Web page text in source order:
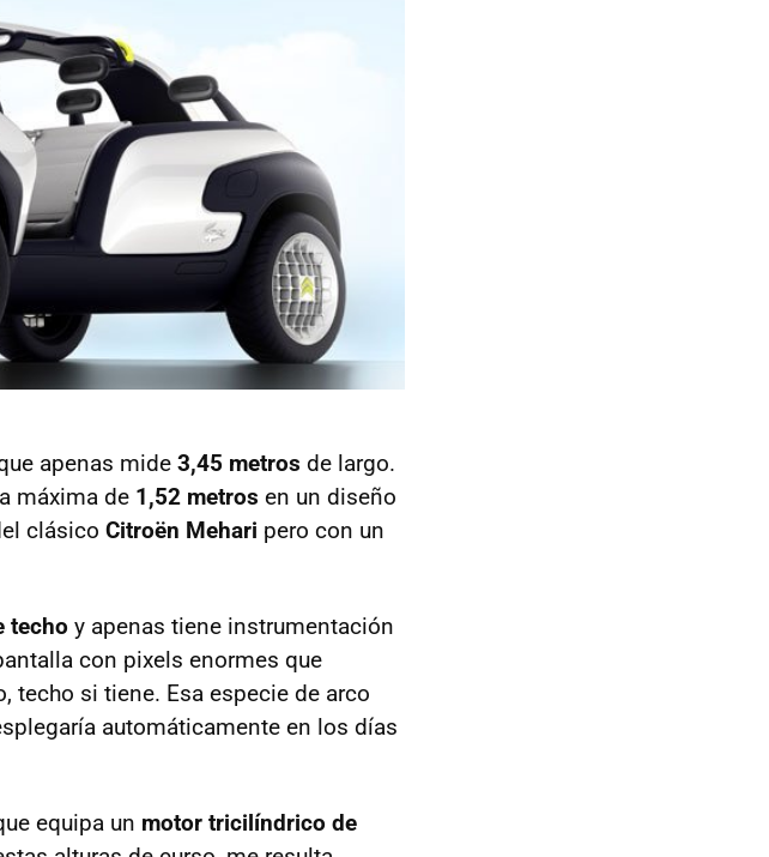
apenas mide 3,45 metros de largo.
máxima de 1,52 metros en un diseño
clásico Citroën Mehari pero con un
techo y apenas tiene instrumentación
con pixels enormes que
techo si tiene. Esa especie de arco
automáticamente en los días
equipa un motor tricilíndrico de